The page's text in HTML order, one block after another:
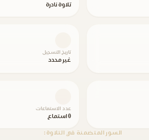
تلاوة نادرة
تاريخ التسجيل
غير محدد
عدد الاستماعات
0 استماع
السور المتضمنة في التلاوة: